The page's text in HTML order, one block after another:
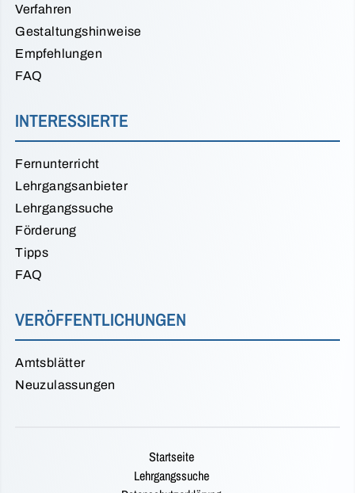
Verfahren
Gestaltungshinweise
Empfehlungen
FAQ
INTERESSIERTE
Fernunterricht
Lehrgangsanbieter
Lehrgangssuche
Förderung
Tipps
FAQ
VERÖFFENTLICHUNGEN
Amtsblätter
Neuzulassungen
Startseite
Lehrgangssuche